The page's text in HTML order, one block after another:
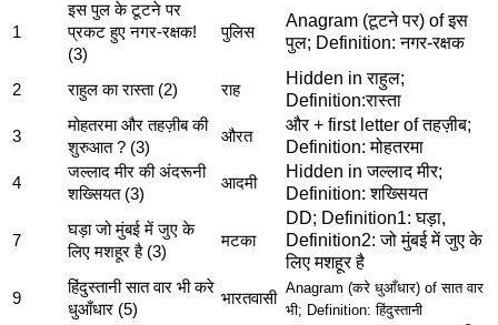
1
इस पुल के टूटने पर
प्रकट हुए नगर-रक्षक!
(3)
पुलिस
Anagram (टूटने पर) of इस
पुल; Definition: नगर-रक्षक
2 राहुल का रास्ता (2) राह
Hidden in राहुल;
Definition:रास्ता
3
मोहतरमा और तहज़ीब की
शुरुआत ? (3)
औरत
और + first letter of तहज़ीब;
Definition: मोहतरमा
4
जल्लाद मीर की अंदरूनी
शख्सियत (3)
आदमी
Hidden in जल्लाद मीर;
Definition: शख्सियत
7
घड़ा जो मुंबई में जुए के
लिए मशहूर है (3)
मटका
DD; Definition1: घड़ा,
Definition2: जो मुंबई में जुए के
लिए मशहूर है
9
हिंदुस्तानी सात वार भी करे
धुआँधार (5)
भारतवासी
Anagram (करे धुआँधार) of सात वार
भी; Definition: हिंदुस्तानी